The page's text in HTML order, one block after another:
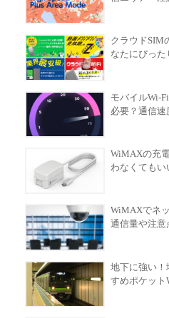
クラウドSIM
なたにぴっ
モバイルWi-
必要？通信
WiMAXの充
わなくてもい
WiMAXでネ
通信量や注意
地下に強い！
すめポケット